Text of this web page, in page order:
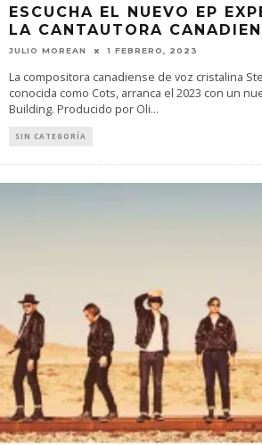
ESCUCHA EL NUEVO EP
LA CANTAUTORA
JULIO MOREAN 1 FEBRERO, 2023
La compositora canadiense de voz cristalina
conocida como Cots, arranca el 2023 con un
Building. Producido por Oli...
SIN CATEGORÍA